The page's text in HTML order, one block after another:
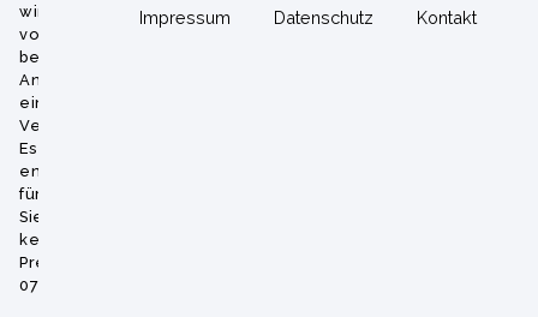
wir
vom
betreffenden
Anbieter
eine
Vermittlerprovision.
Es
entstehen
für
Sie
keine
Preisnachteile.
07
Impressum Datenschutz Kontakt